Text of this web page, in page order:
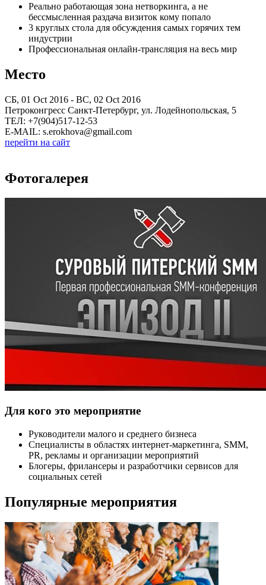
Реально работающая зона нетворкинга, а не
бессмысленная раздача визиток кому попало
3 круглых стола для обсуждения самых горячих тем
индустрии
Профессиональная онлайн-трансляция на весь мир
Место
СБ, 01 Oct 2016 - ВС, 02 Oct 2016
Петроконгресс Санкт-Петербург, ул. Лодейнопольская, 5
ТЕЛ: +7(904)517-12-53
E-MAIL: s.erokhova@gmail.com
перейти на сайт
Фотогалерея
Для кого это мероприятие
Руководители малого и среднего бизнеса
Специалисты в областях интернет-маркетинга, SMM,
PR, рекламы и организации мероприятий
Блогеры, фрилансеры и разработчики сервисов для
социальных сетей
Популярные мероприятия